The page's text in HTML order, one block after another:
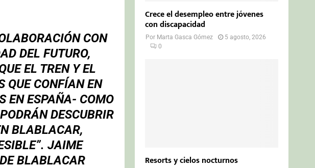
CON
DEL FUTURO,
EL TREN Y EL
QUE CONFÍAN EN
EN ESPAÑA- COMO
DESCUBRIR
BLABLACAR,
JAIME
BLABLACAR
Crece el desempleo entre jóvenes
con discapacidad
Por Marta Gasca Gómez
5 agosto, 2026
0
Resorts y cielos nocturnos